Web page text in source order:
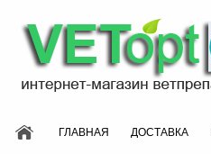
ГЛАВНАЯ ДОСТАВКА